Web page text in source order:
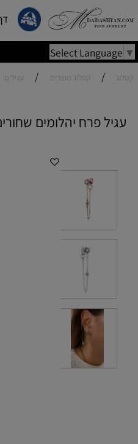
Select
דף הבית
קטלוג מוצרים / עגילים
פרח יהלומים שחורים